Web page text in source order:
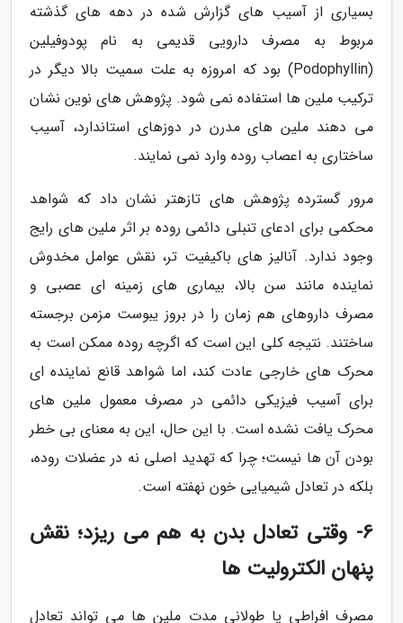
بسیاری از آسیب های گزارش شده در دهه های گذشته
مربوط به مصرف دارویی قدیمی به نام پودوفیلین
(Podophyllin) بود که امروزه به علت سمیت بالا دیگر در
ترکیب ملین ها استفاده نمی شود. پژوهش های نوین نشان
می دهند ملین های مدرن در دوزهای استاندارد، آسیب
ساختاری به اعصاب روده وارد نمی نمایند.
مرور گسترده پژوهش های تازهتر نشان داد که شواهد
محکمی برای ادعای تنبلی دائمی روده بر اثر ملین های رایج
وجود ندارد. آنالیز های باکیفیت تر، نقش عوامل مخدوش
نماینده مانند سن بالا، بیماری های زمینه ای عصبی و
مصرف داروهای هم زمان را در بروز یبوست مزمن برجسته
ساختند. نتیجه کلی این است که اگرچه روده ممکن است به
محرک های خارجی عادت کند، اما شواهد قانع نماینده ای
برای آسیب فیزیکی دائمی در مصرف معمول ملین های
محرک یافت نشده است. با این حال، این به معنای بی خطر
بودن آن ها نیست؛ چرا که تهدید اصلی نه در عضلات روده،
بلکه در تعادل شیمیایی خون نهفته است.
6- وقتی تعادل بدن به هم می ریزد؛ نقش
پنهان الکترولیت ها
مصرف افراطی یا طولانی مدت ملین ها می تواند تعادل